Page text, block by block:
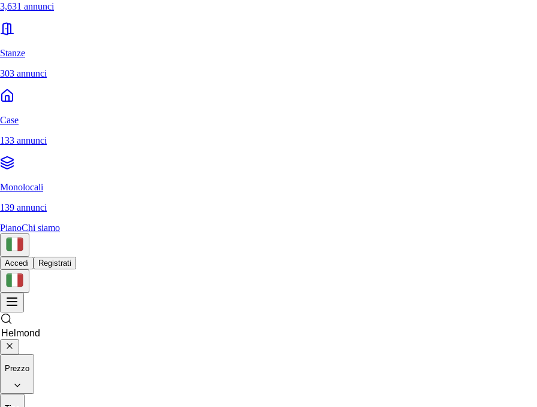
3,631 annunci
Stanze
303 annunci
Case
133 annunci
Monolocali
139 annunci
PianoChi siamo
Accedi Registrati
Prezzo